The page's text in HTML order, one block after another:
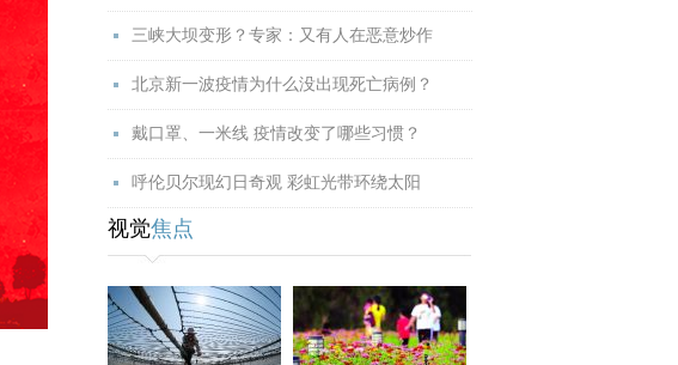
三峡大坝变形？专家：又有人在恶意炒作
北京新一波疫情为什么没出现死亡病例？
戴口罩、一米线 疫情改变了哪些习惯？
呼伦贝尔现幻日奇观 彩虹光带环绕太阳
视觉焦点